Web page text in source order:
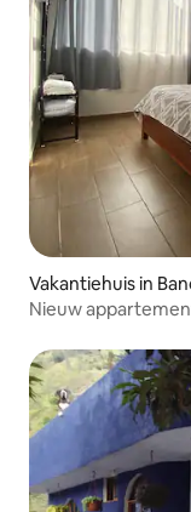
Vakantiehuis in
Nieuw